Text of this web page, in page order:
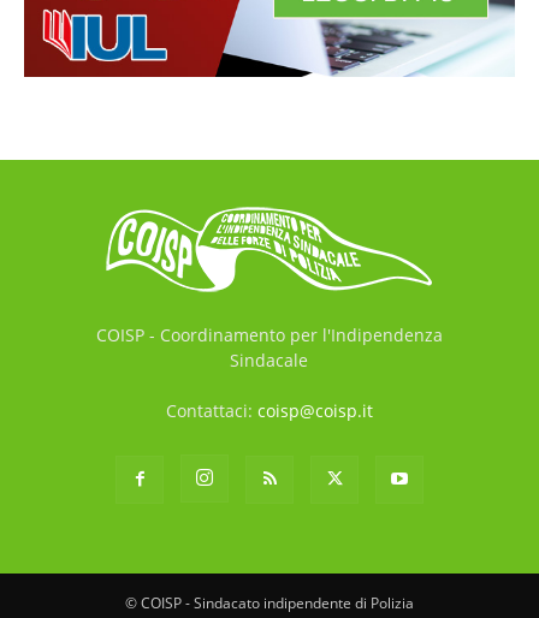
COISP - Coordinamento per l'Indipendenza
Sindacale
Contattaci: coisp@coisp.it
© COISP - Sindacato indipendente di Polizia